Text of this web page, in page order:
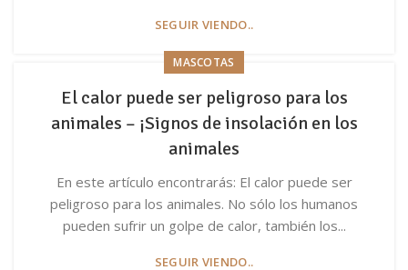
SEGUIR VIENDO..
MASCOTAS
El calor puede ser peligroso para los
animales – ¡Signos de insolación en los
animales
En este artículo encontrarás: El calor puede ser
peligroso para los animales. No sólo los humanos
pueden sufrir un golpe de calor, también los...
SEGUIR VIENDO..